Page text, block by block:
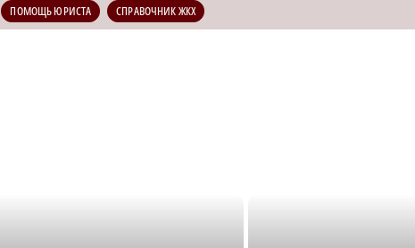
ПОМОЩЬ ЮРИСТА СПРАВОЧНИК ЖКХ